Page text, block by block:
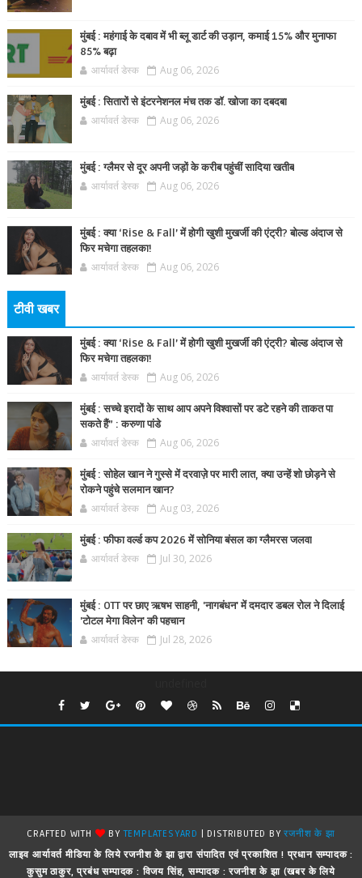
मुंबई : महंगाई के दबाव में भी ब्लू डार्ट की उड़ान, कमाई 15% और मुनाफा
85% बढ़ा
आर्यावर्त डेस्क Aug 06, 2026
मुंबई : सितारों से इंटरनेशनल मंच तक डॉ. खोजा का दबदबा
आर्यावर्त डेस्क Aug 06, 2026
मुंबई : ग्लैमर से दूर अपनी जड़ों के करीब पहुंचीं सादिया खतीब
आर्यावर्त डेस्क Aug 06, 2026
मुंबई : क्या ‘Rise & Fall’ में होगी खुशी मुखर्जी की एंट्री? बोल्ड अंदाज से
फिर मचेगा तहलका!
आर्यावर्त डेस्क Aug 06, 2026
टीवी खबर
मुंबई : क्या ‘Rise & Fall’ में होगी खुशी मुखर्जी की एंट्री? बोल्ड अंदाज से
फिर मचेगा तहलका!
आर्यावर्त डेस्क Aug 06, 2026
मुंबई : सच्चे इरादों के साथ आप अपने विश्वासों पर डटे रहने की ताकत पा
सकते हैं” : करुणा पांडे
आर्यावर्त डेस्क Aug 06, 2026
मुंबई : सोहेल खान ने गुस्से में दरवाज़े पर मारी लात, क्या उन्हें शो छोड़ने से
रोकने पहुंचे सलमान खान?
आर्यावर्त डेस्क Aug 03, 2026
मुंबई : फीफा वर्ल्ड कप 2026 में सोनिया बंसल का ग्लैमरस जलवा
आर्यावर्त डेस्क Jul 30, 2026
मुंबई : OTT पर छाए ऋषभ साहनी, 'नागबंधन' में दमदार डबल रोल ने दिलाई
'टोटल मेगा विलेन' की पहचान
आर्यावर्त डेस्क Jul 28, 2026
CRAFTED WITH BYTEMPLATESYARD | DISTRIBUTED BYरजनीश के झा
लाइव आर्यावर्त मीडिया के लिये रजनीश के झा द्वारा संपादित एवं प्रकाशित ! प्रधान सम्पादक :
कुसुम ठाकुर, प्रबंध सम्पादक : विजय सिंह, सम्पादक : रजनीश के झा (खबर के लिये